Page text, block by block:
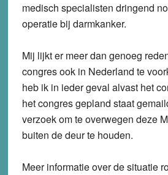
medisch specialisten dringend
operatie bij darmkanker.
Mij lijkt er meer dan genoeg
congres ook in Nederland te
heb ik in ieder geval alvast het
het congres gepland staat
verzoek om te overwegen deze
buiten de deur te houden.
Meer informatie over de situatie